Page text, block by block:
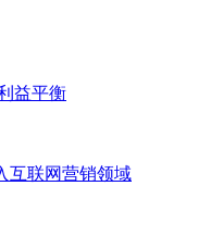
益平衡
互联网营销领域